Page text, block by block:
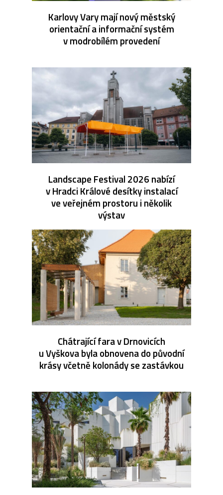
Karlovy Vary mají nový městský
orientační a informační systém
v modrobílém provedení
Landscape Festival 2026 nabízí
v Hradci Králové desítky instalací
ve veřejném prostoru i několik
výstav
Chátrající fara v Drnovicích
u Vyškova byla obnovena do původní
krásy včetně kolonády se zastávkou